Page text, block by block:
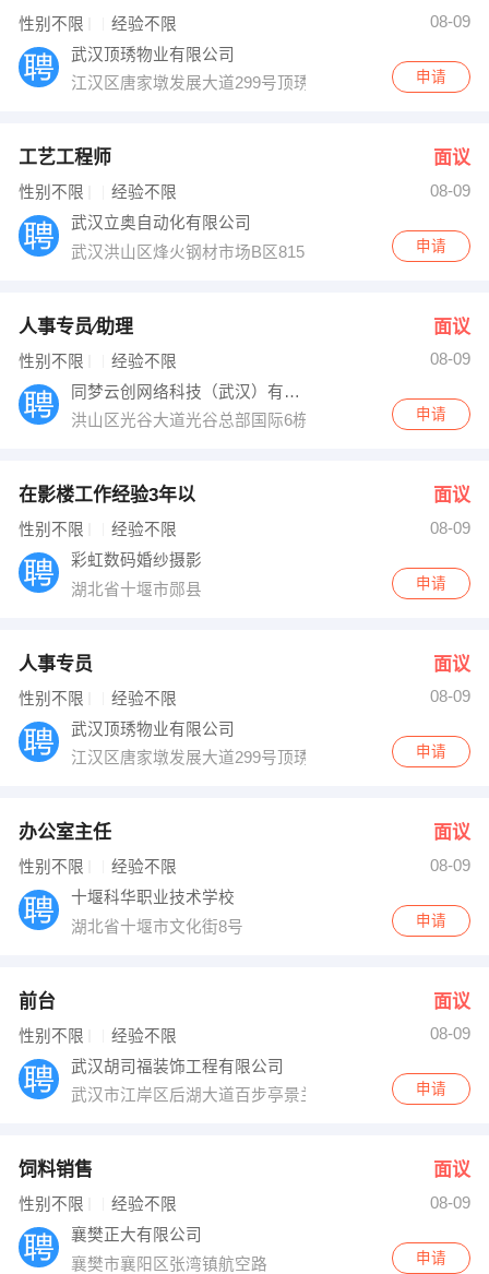
性别不限 经验不限
08-09
武汉顶琇物业有限公司
江汉区唐家墩发展大道299号顶琇物业办公室
申请
工艺工程师 面议
性别不限 经验不限
08-09
武汉立奥自动化有限公司
武汉洪山区烽火钢材市场B区815号
申请
人事专员∕助理 面议
性别不限 经验不限
08-09
同梦云创网络科技（武汉）有限公司
洪山区光谷大道光谷总部国际6栋4层08号
申请
在影楼工作经验3年以 面议
性别不限 经验不限
08-09
彩虹数码婚纱摄影
湖北省十堰市郧县
申请
人事专员 面议
性别不限 经验不限
08-09
武汉顶琇物业有限公司
江汉区唐家墩发展大道299号顶琇物业办公室
申请
办公室主任 面议
性别不限 经验不限
08-09
十堰科华职业技术学校
湖北省十堰市文化街8号
申请
前台 面议
性别不限 经验不限
08-09
武汉胡司福装饰工程有限公司
武汉市江岸区后湖大道百步亭景兰苑47号门面
申请
饲料销售 面议
性别不限 经验不限
08-09
襄樊正大有限公司
襄樊市襄阳区张湾镇航空路
申请